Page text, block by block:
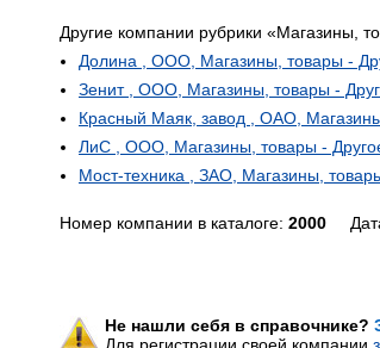
Другие компании рубрики «Магазины,
Долина , ООО, Магазины, товары -
Зенит , ООО, Магазины, товары -
Красный Маяк, завод , ОАО,
ЛиС , ООО, Магазины, товары -
Мост-техника , ЗАО, Магазины,
Номер компании в каталоге: 2000
Не нашли себя в справочнике?